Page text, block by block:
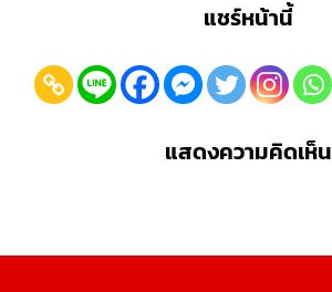
แชร์หน้านี้
แสดงความคิดเห็น